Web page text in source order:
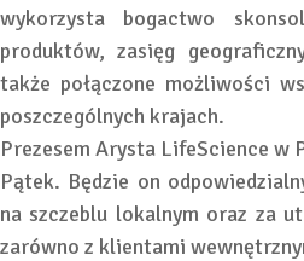
wykorzysta bogactwo
produktów, zasięg
także połączone możliwości
poszczególnych krajach.
Prezesem Arysta LifeScience w
Pątek. Będzie on
na szczeblu lokalnym oraz za
zarówno z klientami